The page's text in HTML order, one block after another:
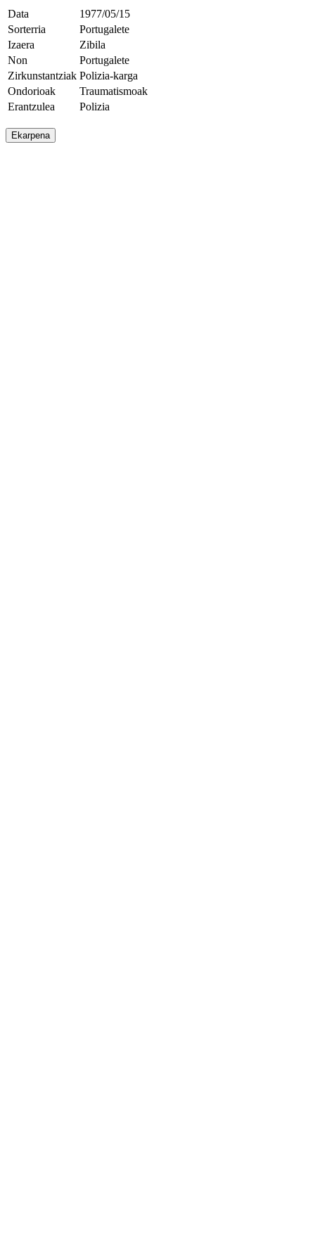
Data
1977/05/15
Sorterria
Portugalete
Izaera
Zibila
Non
Portugalete
Zirkunstantziak Polizia-karga
Ondorioak
Traumatismoak
Erantzulea
Polizia